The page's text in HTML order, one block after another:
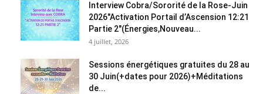
Interview Cobra/Sororité de la Rose-Juin
2026″Activation Portail d’Ascension 12:21
Partie 2″(Énergies,Nouveau...
4 juillet, 2026
Sessions énergétiques gratuites du 28 au
30 Juin(+dates pour 2026)+Méditations
de...